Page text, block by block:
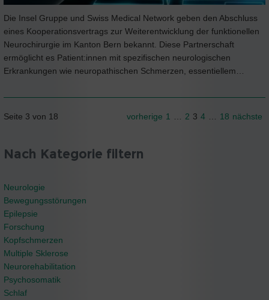
Die Insel Gruppe und Swiss Medical Network geben den Abschluss
eines Kooperationsvertrags zur Weiterentwicklung der funktionellen
Neurochirurgie im Kanton Bern bekannt. Diese Partnerschaft
ermöglicht es Patient:innen mit spezifischen neurologischen
Erkrankungen wie neuropathischen Schmerzen, essentiellem…
Seite 3 von 18 vorherige 1 … 2 3 4 … 18 nächste
Nach Kategorie filtern
Neurologie
Bewegungsstörungen
Epilepsie
Forschung
Kopfschmerzen
Multiple Sklerose
Neurorehabilitation
Psychosomatik
Schlaf